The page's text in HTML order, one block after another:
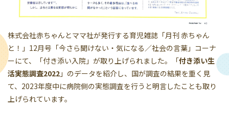
株式会社赤ちゃんとママ社が発行する育児雑誌「月刊 赤ちゃん
と！」12月号「今さら聞けない・気になる／社会の言葉」コーナ
ーにて、「付き添い入院」が取り上げられました。「付き添い生
活実態調査2022 」のデータを紹介し、国が調査の結果を重く見
て、2023年度中に病院側の実態調査を行うと明言したことも取り
上げられています。